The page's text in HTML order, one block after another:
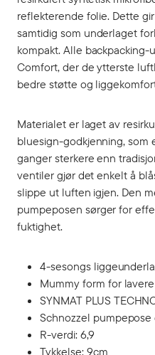
reflekterende folie. Dette
samtidig som underlaget
kompakt. Alle
Comfort, der de ytterste
bedre støtte og
Materialet er laget av
bluesign-godkjenning,
ganger sterkere enn
ventiler gjør det enkelt å
slippe ut luften igjen. Den
pumpeposen sørger for
fuktighet.
4-sesongs
Mummy form for
SYNMAT PLUS
Schnozzel
R-verdi: 6,9
Tykkelse: 9cm